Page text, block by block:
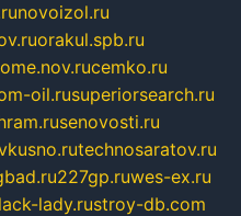
novoizol.ru
orakul.spb.ru
cemko.ru
oil.rusuperiorsearch.ru
senovosti.ru
technosaratov.ru
227gp.ruwes-ex.ru
lady.rustroy-db.com